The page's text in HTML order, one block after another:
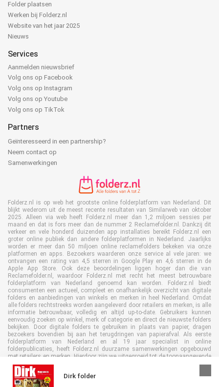
Dirk folder
Folder plaatsen
Werken bij Folderz.nl
Website van het jaar 2025
Nieuws
Services
Aanmelden nieuwsbrief
Volg ons op Facebook
Volg ons op Instagram
Volg ons op Youtube
Volg ons op TikTok
Partners
Geïnteresseerd in een partnership?
Neem contact op
Samenwerkingen
Folderz.nl is op web het grootste online folderplatform van Nederland. Dit
blijkt wederom uit de meest recente resultaten van Similarweb van oktober
2025. Alleen via web heeft Folderz.nl meer dan 1,2 miljoen sessies per
maand en dat is fors meer dan de nummer 2 Reclamefolder.nl. Dankzij dit
verkeer en vele honderd duizenden app installaties bereikt Folderz.nl een
groter online publiek dan andere folderplatformen in Nederland. Jaarlijks
worden er meer dan 50 miljoen online reclamefolders bekeken via onze
platformen en apps. Bezoekers waarderen onze service al vele jaren: we
ontvangen een rating van 4,5 sterren in Google Play en 4,6 sterren in de
Apple App Store. Ook deze beoordelingen liggen hoger dan die van
Reclamefolder.nl, waardoor Folderz.nl met recht het meest betrouwbare
folderplatform van Nederland genoemd kan worden. Folderz.nl biedt
consumenten een actueel, compleet en onafhankelijk overzicht van digitale
folders en aanbiedingen van winkels en merken in heel Nederland. Omdat
alle folders rechtstreeks worden aangeleverd door retailers en merken, is alle
informatie betrouwbaar, volledig en altijd up-to-date. Gebruikers kunnen
eenvoudig zoeken op winkel, merk of categorie en direct de nieuwste folders
bekijken. Door digitale folders te gebruiken in plaats van papier, dragen
bezoekers bovendien bij aan het terugdringen van papierafval. Als eerste
folderplatform van Nederland en al 19 jaar specialist in online
folderpublicaties, heeft Folderz.nl duurzame samenwerkingen opgebouwd
met retailers en merken. Hierdoor zijn we uitgegroeid tot de toonaangevende
speler in de digitale foldermarkt.